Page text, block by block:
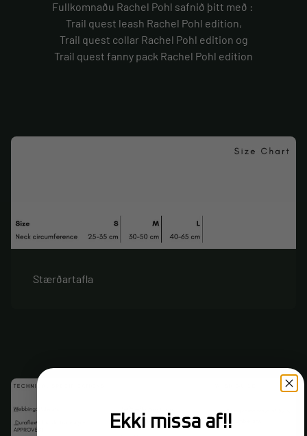
Fullkomnaðu Rachel Pohl safnið þitt með :
Trail quest leash Rachel Pohl edition,
Trail quest collar Rachel Pohl edition og
Trail quest fanny pack Rachel Pohl edition
Stærðartafla
Ekki missa af!!